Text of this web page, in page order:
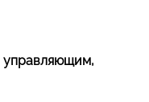
управляющим,